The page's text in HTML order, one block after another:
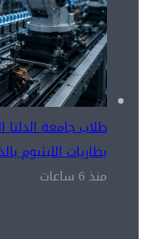
طلاب جامعة الدلتا
بطاريات الليثيوم
منذ 6 ساعات